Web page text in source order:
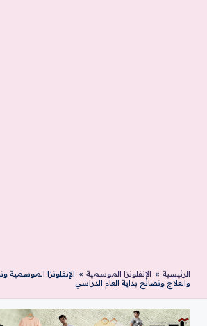
الرئيسية » الإنفلونزا الموسمية » الإنفلونزا الموسمية
والعلاج ونصائح بداية العام الدراسي